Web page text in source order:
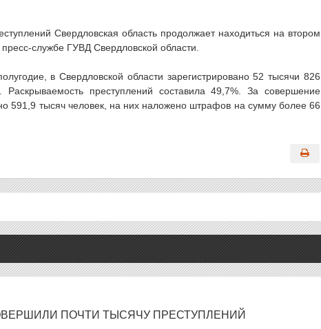
Свердловская область продолжает находиться на втором
службе ГУВД Свердловской области.
в Свердловской области зарегистрировано 52 тысячи 826
преступлений составила 49,7%. За совершение
591,9 тысяч человек, на них наложено штрафов на сумму более 66
ПОЧТИ ТЫСЯЧУ ПРЕСТУПЛЕНИЙ